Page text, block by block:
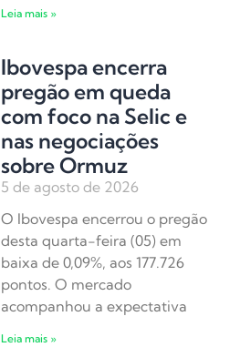
Leia mais »
Ibovespa encerra
pregão em queda
com foco na Selic e
nas negociações
sobre Ormuz
5 de agosto de 2026
O Ibovespa encerrou o pregão
desta quarta-feira (05) em
baixa de 0,09%, aos 177.726
pontos. O mercado
acompanhou a expectativa
Leia mais »